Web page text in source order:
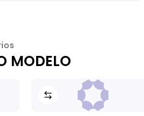
MODELO